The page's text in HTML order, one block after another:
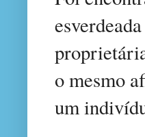
o mesmo
um